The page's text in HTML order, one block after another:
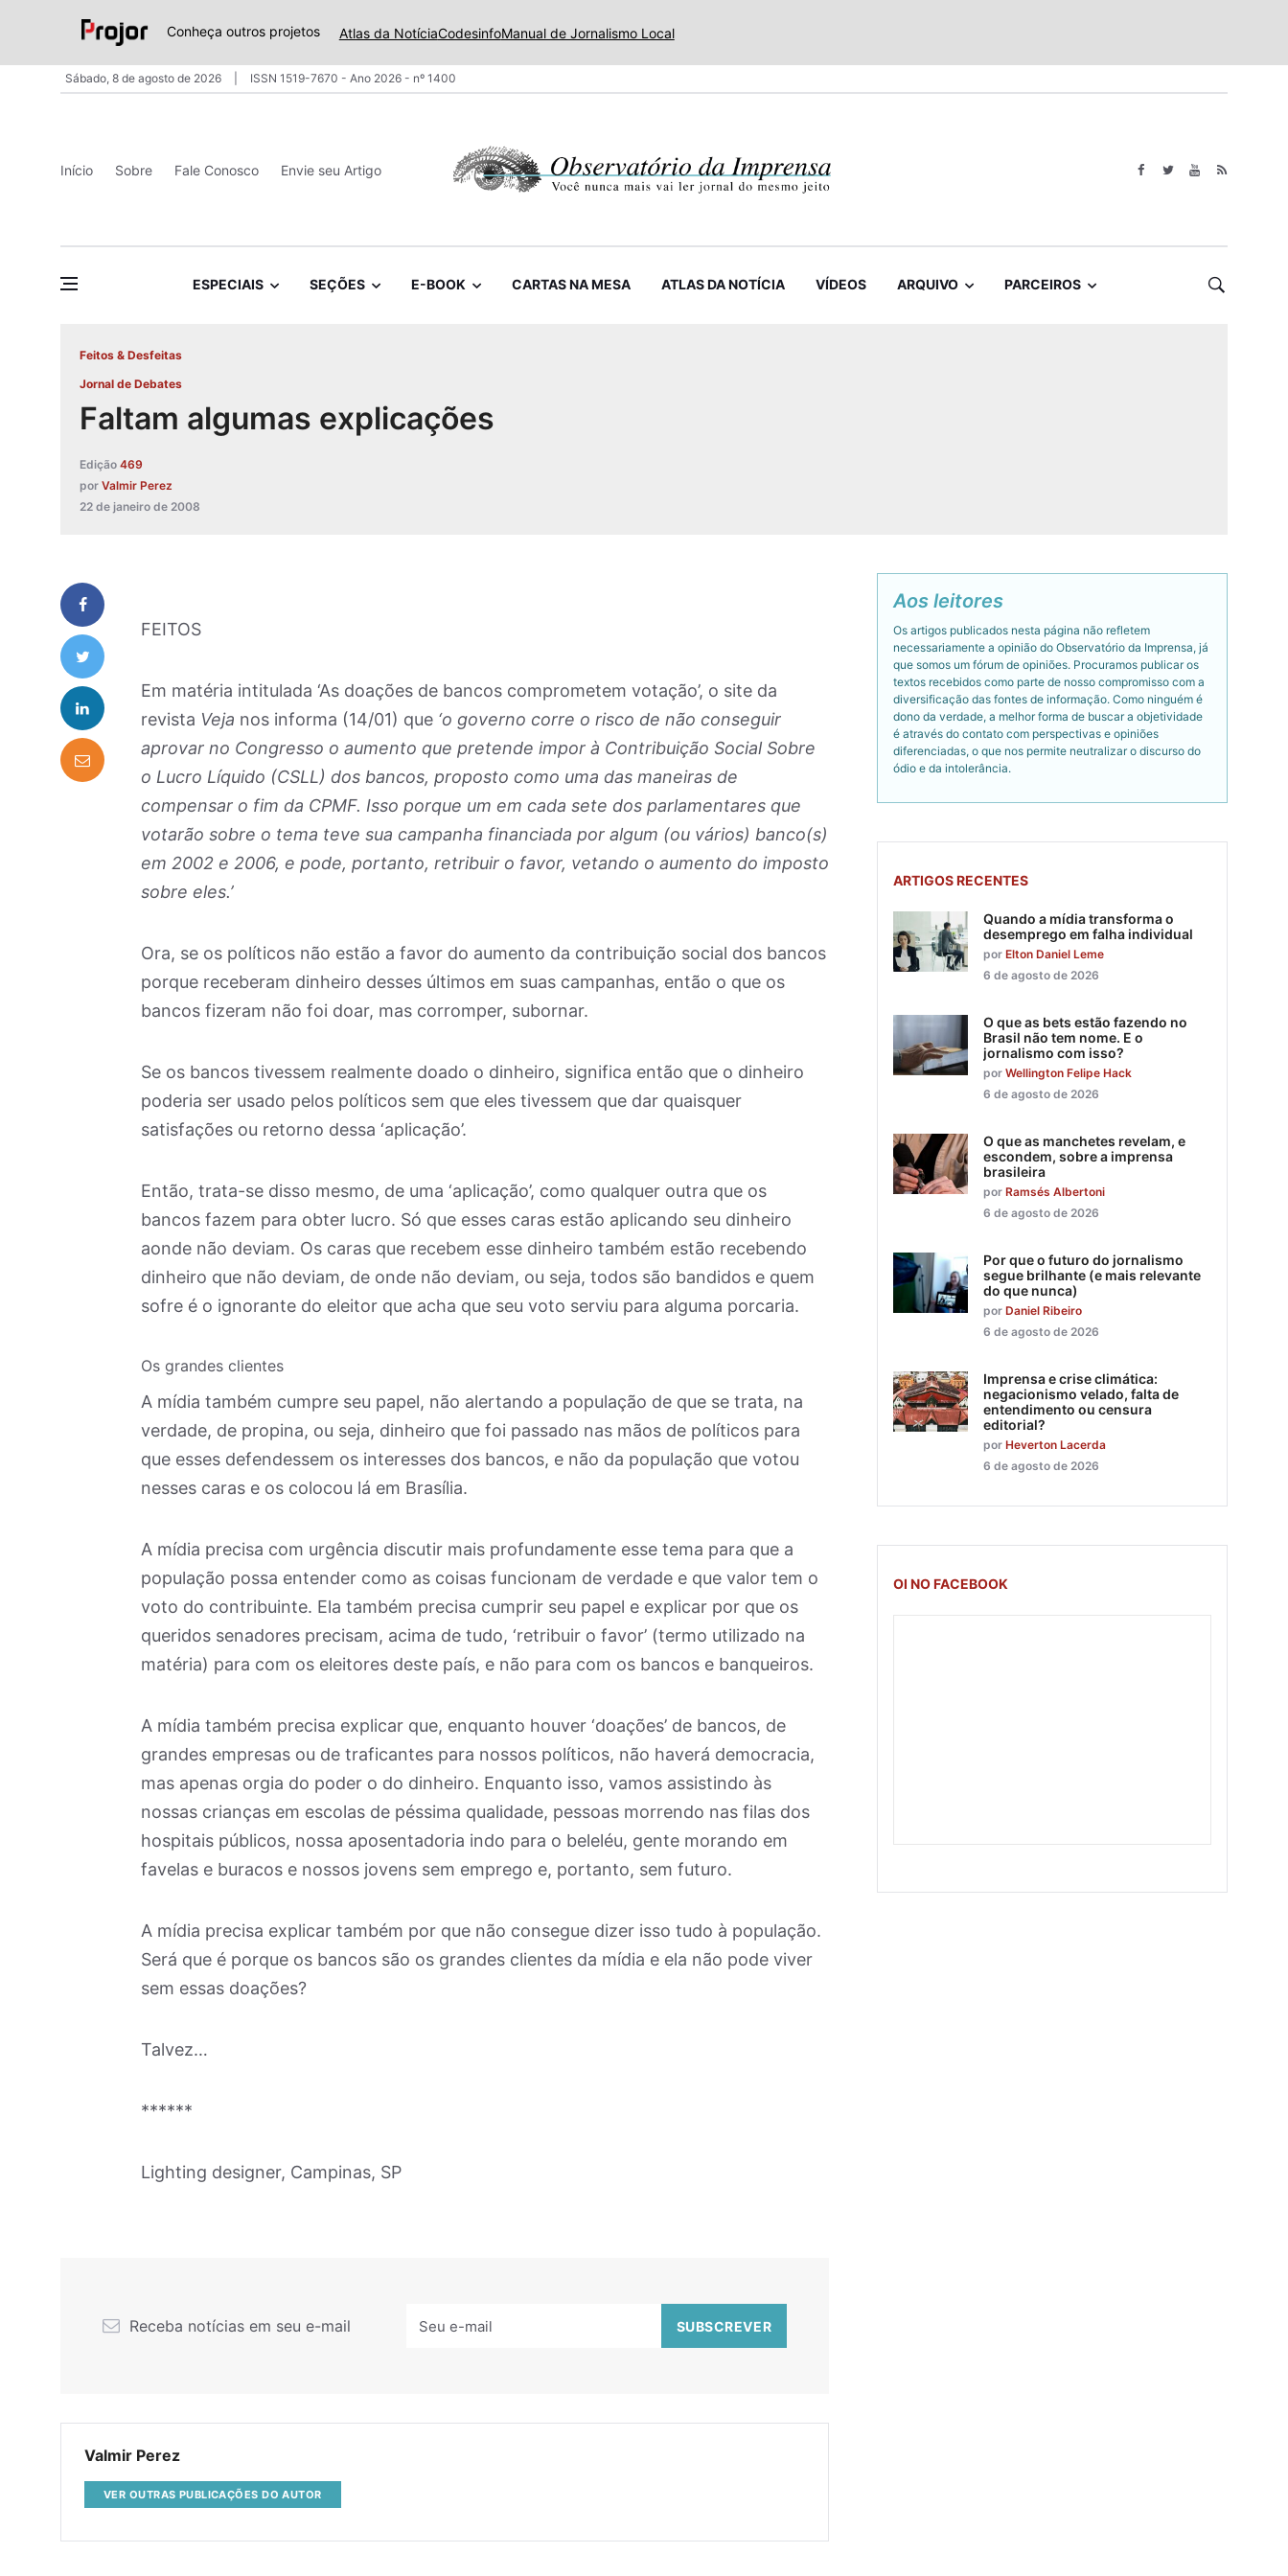
Conheça outros projetos Atlas da NotíciaCodesinfoManual de Jornalismo Local
Sábado, 8 de agosto de 2026 ISSN 1519-7670 - Ano 2026 - nº 1400
Início Sobre Fale Conosco Envie seu Artigo
ESPECIAIS SEÇÕES E-BOOK CARTAS NA MESA ATLAS DA NOTÍCIA VÍDEOS ARQUIVO PARCEIROS
Feitos & Desfeitas
Jornal de Debates
Faltam algumas explicações
Edição 469
por Valmir Perez
22 de janeiro de 2008
FEITOS
Em matéria intitulada ‘As doações de bancos comprometem votação’, o site da
revista Veja nos informa (14/01) que ‘o governo corre o risco de não conseguir
aprovar no Congresso o aumento que pretende impor à Contribuição Social Sobre
o Lucro Líquido (CSLL) dos bancos, proposto como uma das maneiras de
compensar o fim da CPMF. Isso porque um em cada sete dos parlamentares que
votarão sobre o tema teve sua campanha financiada por algum (ou vários) banco(s)
em 2002 e 2006, e pode, portanto, retribuir o favor, vetando o aumento do imposto
sobre eles.’
Ora, se os políticos não estão a favor do aumento da contribuição social dos bancos
porque receberam dinheiro desses últimos em suas campanhas, então o que os
bancos fizeram não foi doar, mas corromper, subornar.
Se os bancos tivessem realmente doado o dinheiro, significa então que o dinheiro
poderia ser usado pelos políticos sem que eles tivessem que dar quaisquer
satisfações ou retorno dessa ‘aplicação’.
Então, trata-se disso mesmo, de uma ‘aplicação’, como qualquer outra que os
bancos fazem para obter lucro. Só que esses caras estão aplicando seu dinheiro
aonde não deviam. Os caras que recebem esse dinheiro também estão recebendo
dinheiro que não deviam, de onde não deviam, ou seja, todos são bandidos e quem
sofre é o ignorante do eleitor que acha que seu voto serviu para alguma porcaria.
Os grandes clientes
A mídia também cumpre seu papel, não alertando a população de que se trata, na
verdade, de propina, ou seja, dinheiro que foi passado nas mãos de políticos para
que esses defendessem os interesses dos bancos, e não da população que votou
nesses caras e os colocou lá em Brasília.
A mídia precisa com urgência discutir mais profundamente esse tema para que a
população possa entender como as coisas funcionam de verdade e que valor tem o
voto do contribuinte. Ela também precisa cumprir seu papel e explicar por que os
queridos senadores precisam, acima de tudo, ‘retribuir o favor’ (termo utilizado na
matéria) para com os eleitores deste país, e não para com os bancos e banqueiros.
A mídia também precisa explicar que, enquanto houver ‘doações’ de bancos, de
grandes empresas ou de traficantes para nossos políticos, não haverá democracia,
mas apenas orgia do poder o do dinheiro. Enquanto isso, vamos assistindo às
nossas crianças em escolas de péssima qualidade, pessoas morrendo nas filas dos
hospitais públicos, nossa aposentadoria indo para o beleléu, gente morando em
favelas e buracos e nossos jovens sem emprego e, portanto, sem futuro.
A mídia precisa explicar também por que não consegue dizer isso tudo à população.
Será que é porque os bancos são os grandes clientes da mídia e ela não pode viver
sem essas doações?
Talvez…
******
Lighting designer, Campinas, SP
Receba notícias em seu e-mail
Valmir Perez
VER OUTRAS PUBLICAÇÕES DO AUTOR
Aos leitores
Os artigos publicados nesta página não refletem
necessariamente a opinião do Observatório da Imprensa, já
que somos um fórum de opiniões. Procuramos publicar os
textos recebidos como parte de nosso compromisso com a
diversificação das fontes de informação. Como ninguém é
dono da verdade, a melhor forma de buscar a objetividade
é através do contato com perspectivas e opiniões
diferenciadas, o que nos permite neutralizar o discurso do
ódio e da intolerância.
ARTIGOS RECENTES
Quando a mídia transforma o
desemprego em falha individual
por Elton Daniel Leme
6 de agosto de 2026
O que as bets estão fazendo no
Brasil não tem nome. E o
jornalismo com isso?
por Wellington Felipe Hack
6 de agosto de 2026
O que as manchetes revelam, e
escondem, sobre a imprensa
brasileira
por Ramsés Albertoni
6 de agosto de 2026
Por que o futuro do jornalismo
segue brilhante (e mais relevante
do que nunca)
por Daniel Ribeiro
6 de agosto de 2026
Imprensa e crise climática:
negacionismo velado, falta de
entendimento ou censura
editorial?
por Heverton Lacerda
6 de agosto de 2026
OI NO FACEBOOK